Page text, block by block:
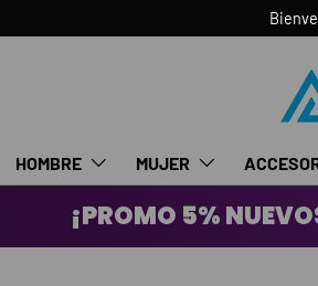
HOMBRE MUJER
¡PROMO 5%